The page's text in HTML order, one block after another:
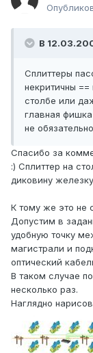
В
Сплиттеры
некритичны
столбе или
главная
не
Спасибо за
:) Сплиттер на
диковину
К тому же это не
Допустим в
удобную точку
магистрали и
оптический
В таком случае
несколько раз.
Наглядно